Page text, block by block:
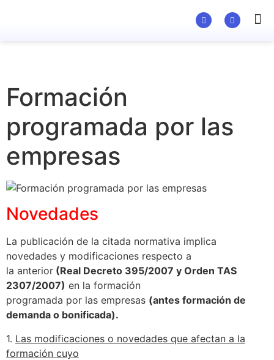
Formación
programada por las
empresas
Novedades
La publicación de la citada normativa implica
novedades y modificaciones respecto a
la anterior (Real Decreto 395/2007 y Orden TAS
2307/2007) en la formación
programada por las empresas (antes formación de
demanda o bonificada).
1. Las modificaciones o novedades que afectan a la
formación cuyo